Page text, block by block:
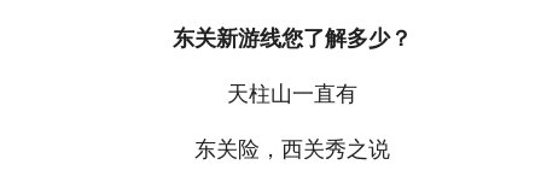
东关新游线您了解多少？
天柱山一直有
东关险，西关秀之说